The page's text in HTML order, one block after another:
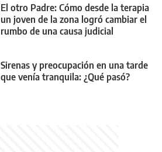
El otro Padre: Cómo desde la terapia
un joven de la zona logró cambiar el
rumbo de una causa judicial
Sirenas y preocupación en una tarde
que venía tranquila: ¿Qué pasó?